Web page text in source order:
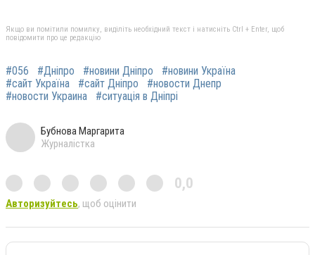
Якщо ви помітили помилку, виділіть необхідний текст і натисніть Ctrl + Enter, щоб
повідомити про це редакцію
#056 #Дніпро #новини Дніпро
#новини Україна
#сайт Україна
#сайт Дніпро
#новости Днепр
#новости Украина
#ситуація в Дніпрі
Бубнова Маргарита
Журналістка
0,0
Авторизуйтесь, щоб оцінити